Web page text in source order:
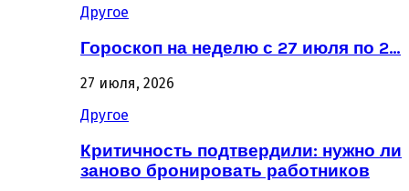
Другое
Гороскоп на неделю с 27 июля по 2…
27 июля, 2026
Другое
Критичность подтвердили: нужно ли
заново бронировать работников